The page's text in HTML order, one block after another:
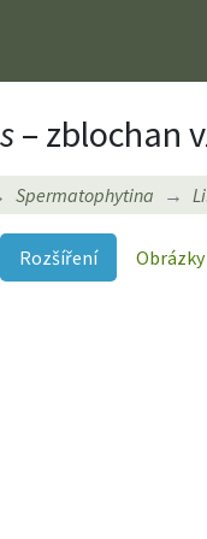
– zblochan
Spermatophytina
Rozšíření Obrázky